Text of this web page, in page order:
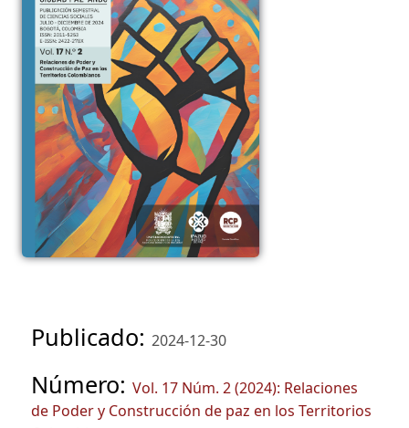
Publicado: 2024-12-30
Número: Vol. 17 Núm. 2 (2024): Relaciones
de Poder y Construcción de paz en los Territorios